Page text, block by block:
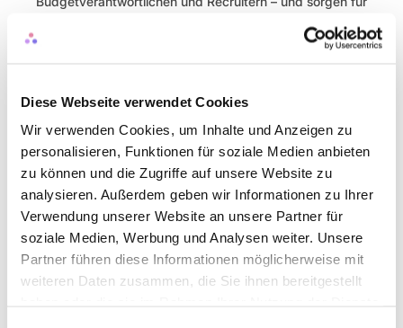
Diese Webseite verwendet Cookies
Wir verwenden Cookies, um Inhalte und Anzeigen zu
personalisieren, Funktionen für soziale Medien anbieten
zu können und die Zugriffe auf unsere Website zu
analysieren. Außerdem geben wir Informationen zu Ihrer
Verwendung unserer Website an unsere Partner für
soziale Medien, Werbung und Analysen weiter. Unsere
Partner führen diese Informationen möglicherweise mit
weiteren Daten zusammen, die Sie ihnen bereitgestellt
Diskussionen dazu in den Kommentaren.
Was sollen wir in dieser Serie als Nächstes behandeln?
Wir sind gespannt auf eure Vorschläge
Das könnte Sie ebenfalls
interessieren
Blog